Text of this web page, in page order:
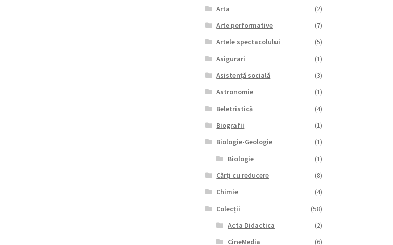
Arta
(2)
Arte performative
(7)
Artele spectacolului
(5)
Asigurari
(1)
Asistență socială
(3)
Astronomie
(1)
Beletristică
(4)
Biografii
(1)
Biologie-Geologie
(1)
Biologie
(1)
Cărți cu reducere
(8)
Chimie
(4)
Colecții
(58)
Acta Didactica
(2)
CineMedia
(6)